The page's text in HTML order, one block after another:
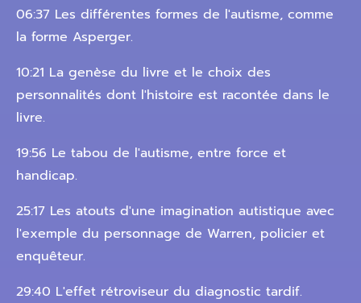
06:37 Les différentes formes de l'autisme, comme
la forme Asperger.
10:21 La genèse du livre et le choix des
personnalités dont l'histoire est racontée dans le
livre.
19:56 Le tabou de l'autisme, entre force et
handicap.
25:17 Les atouts d'une imagination autistique avec
l'exemple du personnage de Warren, policier et
enquêteur.
29:40 L'effet rétroviseur du diagnostic tardif.